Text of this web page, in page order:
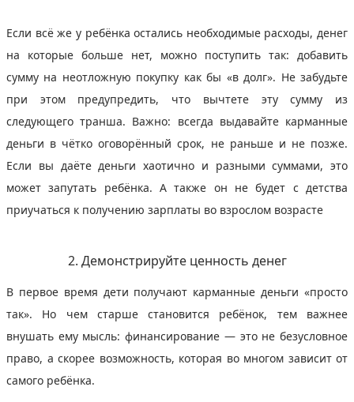
Если всё же у ребёнка остались необходимые расходы, денег
на которые больше нет, можно поступить так: добавить
сумму на неотложную покупку как бы «в долг». Не забудьте
при этом предупредить, что вычтете эту сумму из
следующего транша. Важно: всегда выдавайте карманные
деньги в чётко оговорённый срок, не раньше и не позже.
Если вы даёте деньги хаотично и разными суммами, это
может запутать ребёнка. А также он не будет с детства
приучаться к получению зарплаты во взрослом возрасте
2. Демонстрируйте ценность денег
В первое время дети получают карманные деньги «просто
так». Но чем старше становится ребёнок, тем важнее
внушать ему мысль: финансирование — это не безусловное
право, а скорее возможность, которая во многом зависит от
самого ребёнка.